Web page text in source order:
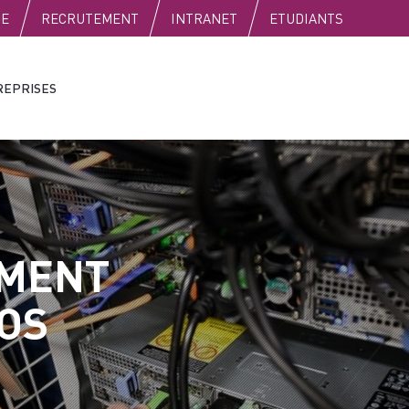
RECRUTEMENT INTRANET ETUDIANTS